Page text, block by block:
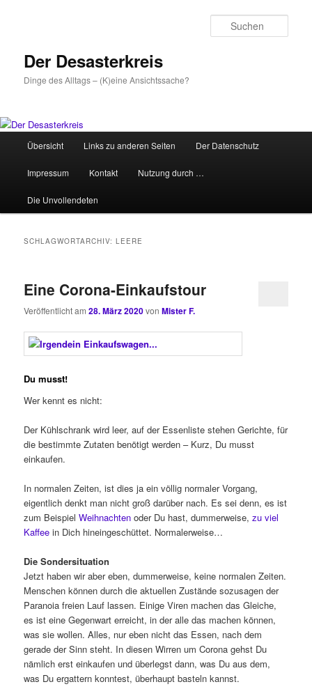
Der Desasterkreis
Dinge des Alltags – (K)eine Ansichtssache?
HauptmenüÜbersicht Links zu anderen Seiten Der Datenschutz
Impressum Kontakt Nutzung durch …
Die Unvollendeten
SCHLAGWORTARCHIV:LEERE
Eine Corona-Einkaufstour
Veröffentlicht am28. März 2020vonMister F.
Du musst!
Wer kennt es nicht:
Der Kühlschrank wird leer, auf der Essenliste stehen Gerichte, für
die bestimmte Zutaten benötigt werden – Kurz, Du musst
einkaufen.
In normalen Zeiten, ist dies ja ein völlig normaler Vorgang,
eigentlich denkt man nicht groß darüber nach. Es sei denn, es ist
zum BeispielWeihnachten oder Du hast, dummerweise,zu viel
Kaffee in Dich hineingeschüttet. Normalerweise…
Die Sondersituation
Jetzt haben wir aber eben, dummerweise, keine normalen Zeiten.
Menschen können durch die aktuellen Zustände sozusagen der
Paranoia freien Lauf lassen. Einige Viren machen das Gleiche,
es ist eine Gegenwart erreicht, in der alle das machen können,
was sie wollen. Alles, nur eben nicht das Essen, nach dem
gerade der Sinn steht. In diesen Wirren um Corona gehst Du
nämlich erst einkaufen und überlegst dann, was Du aus dem,
was Du ergattern konntest, überhaupt basteln kannst.